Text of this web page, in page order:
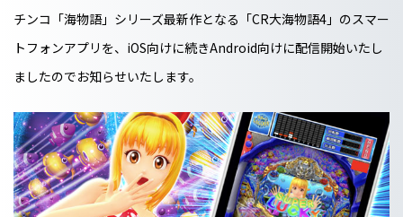
チンコ「海物語」シリーズ最新作となる「CR大海物語4」のスマー
トフォンアプリを、iOS向けに続きAndroid向けに配信開始いたし
ましたのでお知らせいたします。